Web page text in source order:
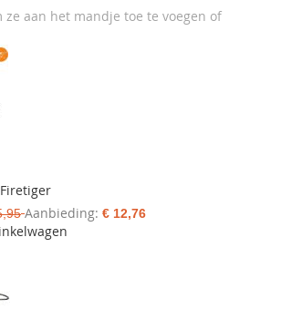
ze aan het mandje toe te voegen of
Aanbieding € 12,76